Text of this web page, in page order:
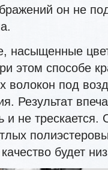
он не
насыщенные
этом способе
волокон под
Результат
не трескается.
будет